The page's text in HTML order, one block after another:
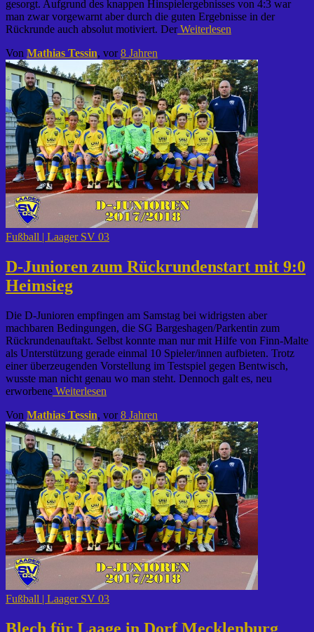
gesorgt. Aufgrund des knappen Hinspielergebnisses von 4:3 war
man zwar vorgewarnt aber durch die guten Ergebnisse in der
Rückrunde auch absolut motiviert. DerWeiterlesen
Von Mathias Tessin, vor8 Jahren
Fußball | Laager SV 03
D-Junioren zum Rückrundenstart mit 9:0
Heimsieg
Die D-Junioren empfingen am Samstag bei widrigsten aber
machbaren Bedingungen, die SG Bargeshagen/Parkentin zum
Rückrundenauftakt. Selbst konnte man nur mit Hilfe von Finn-Malte
als Unterstützung gerade einmal 10 Spieler/innen aufbieten. Trotz
einer überzeugenden Vorstellung im Testspiel gegen Bentwisch,
wusste man nicht genau wo man steht. Dennoch galt es, neu
erworbene Weiterlesen
Von Mathias Tessin, vor8 Jahren
Fußball | Laager SV 03